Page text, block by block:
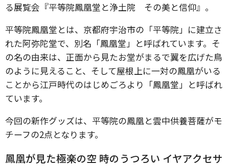
る展覧会『平等院鳳凰堂と浄土院 その美と信仰』。
平等院鳳凰堂とは、京都府宇治市の「平等院」に建立さ
れた阿弥陀堂で、別名「鳳凰堂」と呼ばれています。そ
の名の由来は、正面から見たお堂がまるで翼を広げた鳥
のように見えること、そして屋根上に一対の鳳凰がいる
ことから江戸時代のはじめごろより「鳳凰堂」と呼ばれ
ています。
今回の新作グッズは、平等院の鳳凰と雲中供養菩薩がモ
チーフの2点となります。
鳳凰が見た極楽の空 時のうつろい イヤアクセサ